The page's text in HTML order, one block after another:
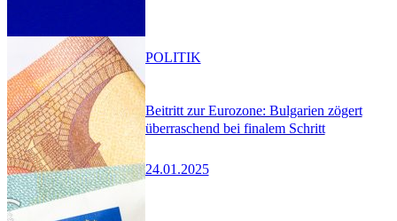
Beitritt zur Eurozone: Bulgarien zögert
überraschend bei finalem Schritt
24.01.2025
POLITIK